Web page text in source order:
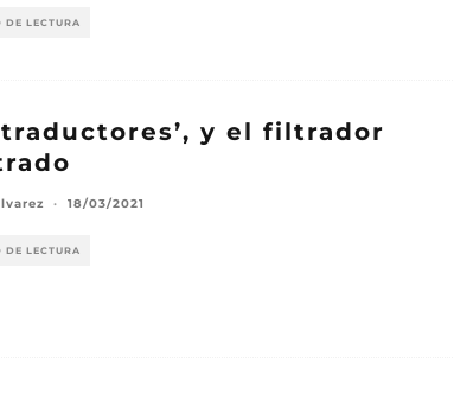
DE LECTURA
traductores’, y el filtrador
· 18/03/2021
DE LECTURA